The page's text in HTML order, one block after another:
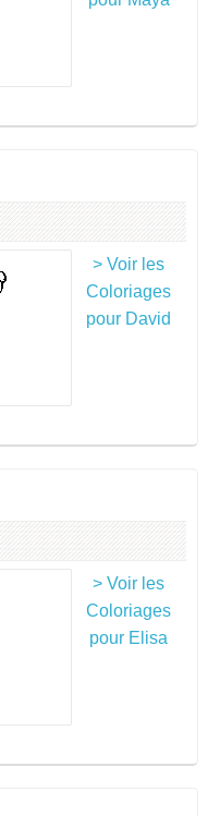
> Voir les
Coloriages
pour David
> Voir les
Coloriages
pour Elisa